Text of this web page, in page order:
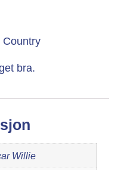
Country
bra.
Willie